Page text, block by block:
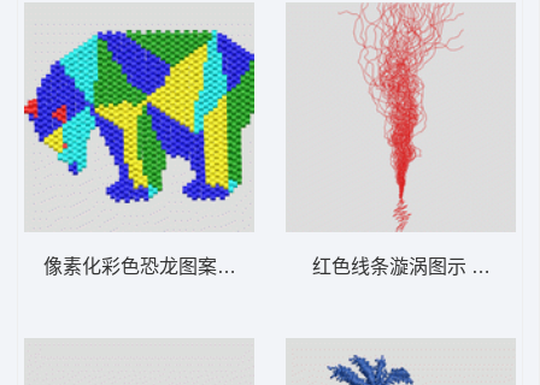
像素化彩色恐龙图案 男装 红色线条漩涡图示 男装